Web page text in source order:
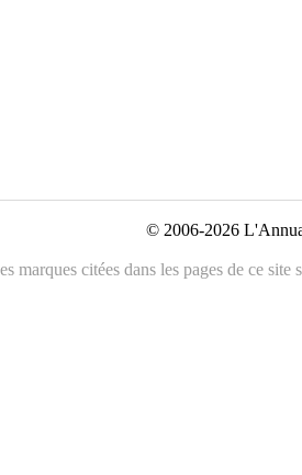
© 2006-2026
marques citées dans les pages de ce